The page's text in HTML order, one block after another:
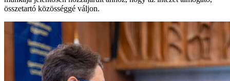
összetartó közösséggé váljon.